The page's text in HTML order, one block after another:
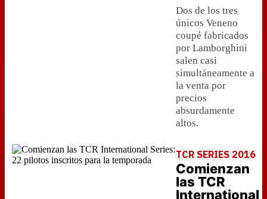
Dos de los tres
únicos Veneno
coupé fabricados
por Lamborghini
salen casi
simultáneamente a
la venta por
precios
absurdamente
altos.
TCR SERIES 2016
Comienzan
las TCR
International